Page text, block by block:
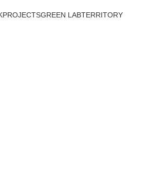
PROJECTSGREEN LABTERRITORY